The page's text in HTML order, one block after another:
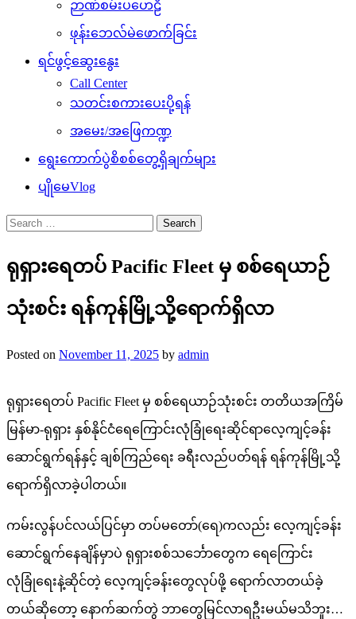
ဉာဏ်စမ်းပဟေဠိ
ဖုန်းဘေလ်မဲဖောက်ခြင်း
ရင်ဖွင့်ဆွေးနွေး
Call Center
သတင်းစကားပေးပို့ရန်
အမေး/အဖြေကဏ္ဍ
ရွေးကောက်ပွဲစိစစ်တွေ့ရှိချက်များ
ပျိုမေVlog
Search
for:
ရုရှားရေတပ် Pacific Fleet မှ စစ်ရေယာဉ်
သုံးစင်း ရန်ကုန်မြို့သို့ရောက်ရှိလာ
Posted on November 11, 2025 by admin
ရုရှားရေတပ် Pacific Fleet မှ စစ်ရေယာဉ်သုံးစင်း တတိယအကြိမ်
မြန်မာ-ရုရှား နှစ်နိုင်ငံရေကြောင်းလုံခြုံရေးဆိုင်ရာလေ့ကျင့်ခန်း
ဆောင်ရွက်ရန်နှင့် ချစ်ကြည်ရေး ခရီးလည်ပတ်ရန် ရန်ကုန်မြို့သို့
ရောက်ရှိလာခဲ့ပါတယ်။
ကမ်းလွန်ပင်လယ်ပြင်မှာ တပ်မတော်(ရေ)ကလည်း လေ့ကျင့်ခန်း
ဆောင်ရွက်နေချိန်မှာပဲ ရုရှားစစ်သင်္ဘောတွေက ရေကြောင်း
လုံခြုံရေးနဲ့ဆိုင်တဲ့ လေ့ကျင့်ခန်းတွေလုပ်ဖို့ ရောက်လာတယ်ခဲ့
တယ်ဆိုတော့ နောက်ဆက်တွဲ ဘာတွေမြင်လာရဦးမယ်မသိဘူး…